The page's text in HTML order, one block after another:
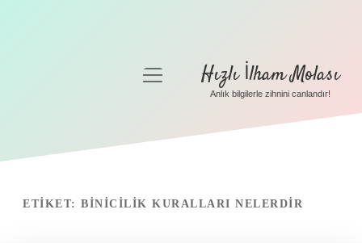
Gizlilik Politikası
menüyü
aç
Hızlı İlham Molası
Anlık bilgilerle zihnini canlandır!
ETIKET: BINICILIK KURALLARI NELERDIR